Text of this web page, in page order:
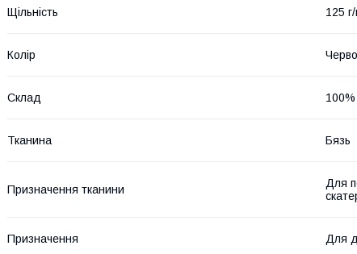
Щільність 125
Колір
Склад 100%
Тканина Бязь
Призначення тканини
Для
Призначення Для